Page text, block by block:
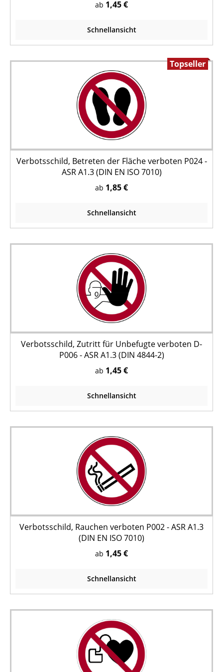
ab 1,45 €
Schnellansicht
Topseller
Verbotsschild, Betreten der Fläche verboten P024 -
ASR A1.3 (DIN EN ISO 7010)
ab 1,85 €
Schnellansicht
Verbotsschild, Zutritt für Unbefugte verboten D-
P006 - ASR A1.3 (DIN 4844-2)
ab 1,45 €
Schnellansicht
Verbotsschild, Rauchen verboten P002 - ASR A1.3
(DIN EN ISO 7010)
ab 1,45 €
Schnellansicht